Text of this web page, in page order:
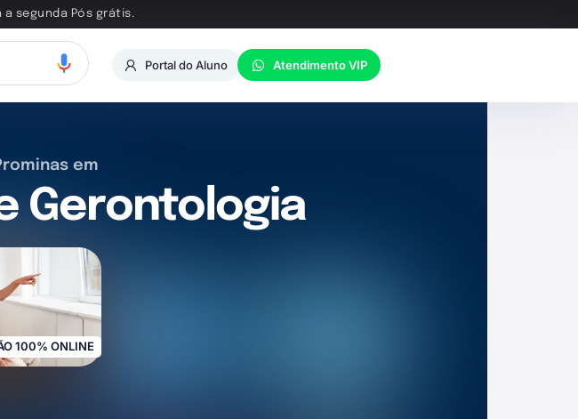
segunda Pós grátis.
Portal do Aluno Atendimento VIP
em
Gerontologia
100% ONLINE